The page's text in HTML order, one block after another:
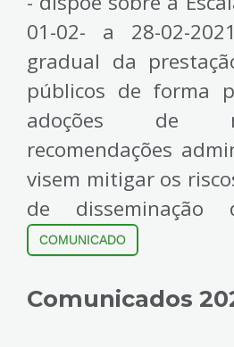
01-02- a 28-02-
gradual da
públicos de forma
adoções de
recomendações
visem mitigar os
de disseminação
COMUNICADO
Comunicados